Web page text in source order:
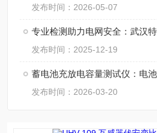
发布时间：2026-05-07
发布时间：2025-12-19
蓄电池充放电容量测试仪：电
发布时间：2026-03-20